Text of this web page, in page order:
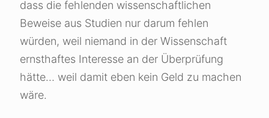
dass die fehlenden wissenschaftlichen
Beweise aus Studien nur darum fehlen
würden, weil niemand in der Wissenschaft
ernsthaftes Interesse an der Überprüfung
hätte… weil damit eben kein Geld zu machen
wäre.